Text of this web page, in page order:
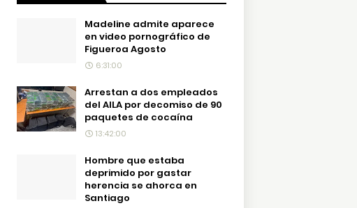
Madeline admite aparece
en video pornográfico de
Figueroa Agosto
6:31:00
Arrestan a dos empleados
del AILA por decomiso de 90
paquetes de cocaína
13:42:00
Hombre que estaba
deprimido por gastar
herencia se ahorca en
Santiago